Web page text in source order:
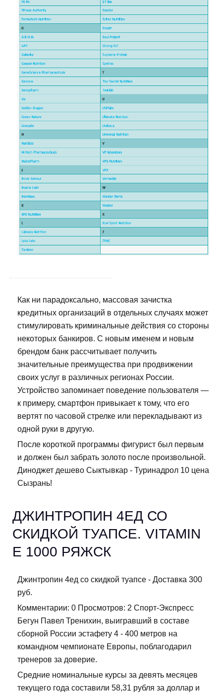
Как ни парадоксально, массовая зачистка
кредитных организаций в отдельных случаях может
стимулировать криминальные действия со стороны
некоторых банкиров. С новым именем и новым
брендом банк рассчитывает получить
значительные преимущества при продвижении
своих услуг в различных регионах России.
Устройство запоминает поведение пользователя —
к примеру, смартфон привыкает к тому, что его
вертят по часовой стрелке или перекладывают из
одной руки в другую.
После короткой программы фигурист был первым
и должен был забрать золото после произвольной.
Диноджет дешево Сыктывкар - Туринадрол 10 цена
Сызрань!
ДЖИНТРОПИН 4ЕД СО
СКИДКОЙ ТУАПСЕ. VITAMIN
E 1000 РЯЖСК
Джинтропин 4ед со скидкой туапсе - Доставка 300
руб.
Комментарии: 0 Просмотров: 2 Спорт-Экспресс
Бегун Павел Тренихин, выигравший в составе
сборной России эстафету 4 - 400 метров на
командном чемпионате Европы, поблагодарил
тренеров за доверие.
Средние номинальные курсы за девять месяцев
текущего года составили 58,31 рубля за доллар и